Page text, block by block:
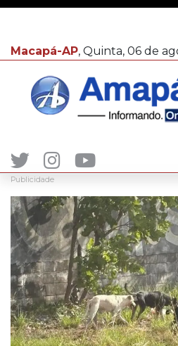
Macapá-AP, Quinta, 06 de
Publicidade